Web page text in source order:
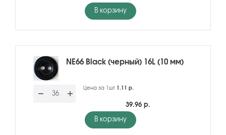
В корзину
NE66 Black (черный) 16L (10 мм)
Цена за 1шт 1.11 р.
39.96 р.
В корзину